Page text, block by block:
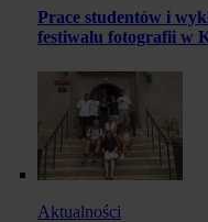
Prace studentów i
festiwalu fotografii w
Aktualności